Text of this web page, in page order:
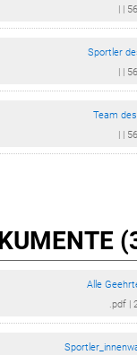
Sportler
Team
Alle
.pdf|